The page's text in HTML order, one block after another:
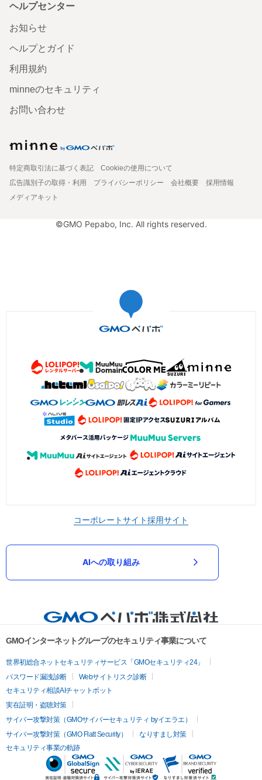
ヘルプセンター
お知らせ
ヘルプとガイド
利用規約
minneのセキュリティ
お問い合わせ
特定商取引法に基づく表記
Cookieの使用について
広告識別子の取得・利用
プライバシーポリシー 会社概要
採用情報
メディアキット
©GMO Pepabo, Inc. All rights reserved.
コーポレートサイト採用サイト
AIへの取り組み
GMOインターネットグループのセキュリティ事業について
世界初総合ネットセキュリティサービス「GMOセキュリティ24」
パスワード漏洩診断
Webサイトリスク診断
セキュリティ相談AIチャットボット
実在証明・盗聴対策
サイバー攻撃対策（GMOサイバーセキュリティ byイエラエ）
サイバー攻撃対策（GMO Flatt Security）
なりすまし対策
セキュリティ事業の軌跡